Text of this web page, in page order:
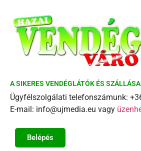
A SIKERES VENDÉGLÁTÓK ÉS
Ügyfélszolgálati telefonszámunk:
E-mail: info@ujmedia.eu vagy
Belépés